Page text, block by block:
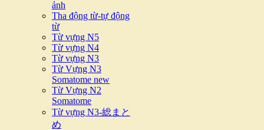
ảnh
Tha động từ-tự động
từ
Từ vựng N5
Từ vựng N4
Từ vựng N3
Từ Vựng N3
Somatome new
Từ Vựng N2
Somatome
Từ vựng N3-総まと
め